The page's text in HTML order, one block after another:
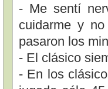
- Me sentí
cuidarme y
pasaron los
- El clásico
- En los